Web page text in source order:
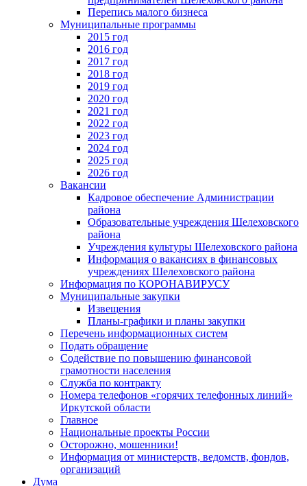
Перепись малого бизнеса
Муниципальные программы
2015 год
2016 год
2017 год
2018 год
2019 год
2020 год
2021 год
2022 год
2023 год
2024 год
2025 год
2026 год
Вакансии
Кадровое обеспечение Администрации
района
Образовательные учреждения Шелеховского
района
Учреждения культуры Шелеховского района
Информация о вакансиях в финансовых
учреждениях Шелеховского района
Информация по КОРОНАВИРУСУ
Муниципальные закупки
Извещения
Планы-графики и планы закупки
Перечень информационных систем
Подать обращение
Содействие по повышению финансовой
грамотности населения
Служба по контракту
Номера телефонов «горячих телефонных линий»
Иркутской области
Главное
Национальные проекты России
Осторожно, мошенники!
Информация от министерств, ведомств, фондов,
организаций
Дума